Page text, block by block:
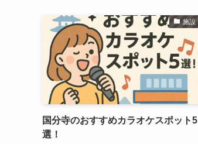
施設
国分寺のおすすめカラオケスポット5
選！